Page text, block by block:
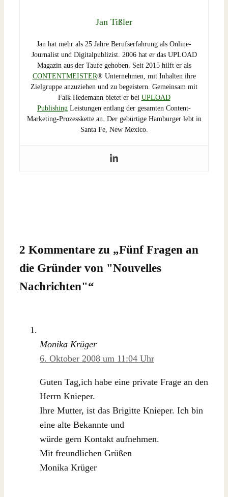
Jan Tißler
Jan hat mehr als 25 Jahre Berufserfahrung als Online-
Journalist und Digitalpublizist. 2006 hat er das UPLOAD
Magazin aus der Taufe gehoben. Seit 2015 hilft er als
CONTENTMEISTER® Unternehmen, mit Inhalten ihre
Zielgruppe anzuziehen und zu begeistern. Gemeinsam mit
Falk Hedemann bietet er bei UPLOAD
Publishing Leistungen entlang der gesamten Content-
Marketing-Prozesskette an. Der gebürtige Hamburger lebt in
Santa Fe, New Mexico.
2 Kommentare zu „Fünf Fragen an
die Gründer von "Nouvelles
Nachrichten"“
Monika Krüger
6. Oktober 2008 um 11:04 Uhr
Guten Tag,ich habe eine private Frage an den
Herrn Knieper.
Ihre Mutter, ist das Brigitte Knieper. Ich bin
eine alte Bekannte und
würde gern Kontakt aufnehmen.
Mit freundlichen Grüßen
Monika Krüger